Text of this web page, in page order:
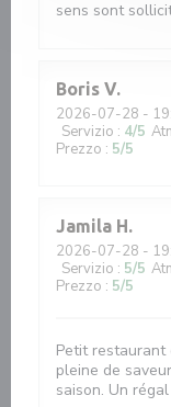
sens sont
Boris V
2026-07-28 -
Servizio : 4/5
Prezzo : 5/5
Jamila H
2026-07-28 -
Servizio : 5/5
Prezzo : 5/5
Petit restaurant
pleine de
saison. Un régal